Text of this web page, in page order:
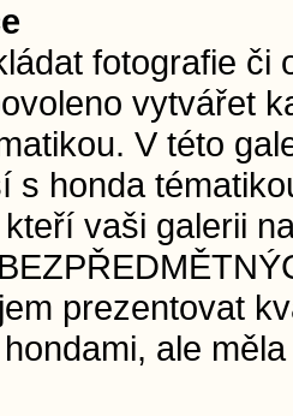
fotografie či
vytvářet
V této
s honda
vaši galerii
prezentovat
ale